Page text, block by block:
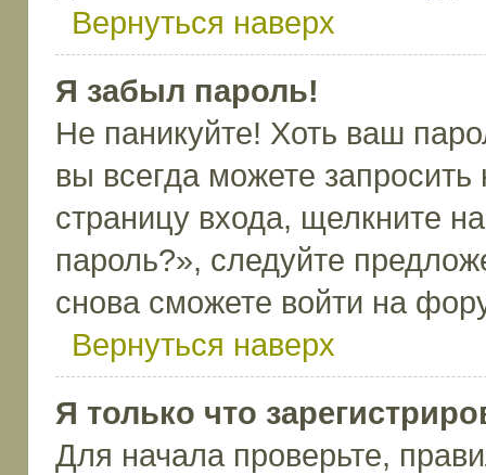
Вернуться наверх
Я забыл пароль!
Не паникуйте! Хоть ваш
вы всегда можете
страницу входа, щелкните
пароль?», следуйте
снова сможете войти на
Вернуться наверх
Я только что
Для начала проверьте,